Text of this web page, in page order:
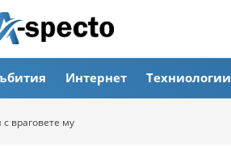
Интернет Техниологии
враговете му